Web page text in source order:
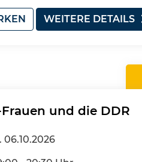
WEITERE DETAILS
und die DDR
06.10.2026